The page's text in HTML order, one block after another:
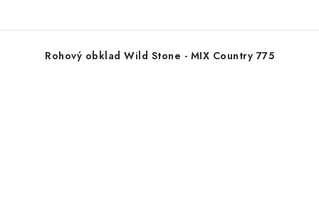
Rohový obklad Wild Stone - MIX Country 775